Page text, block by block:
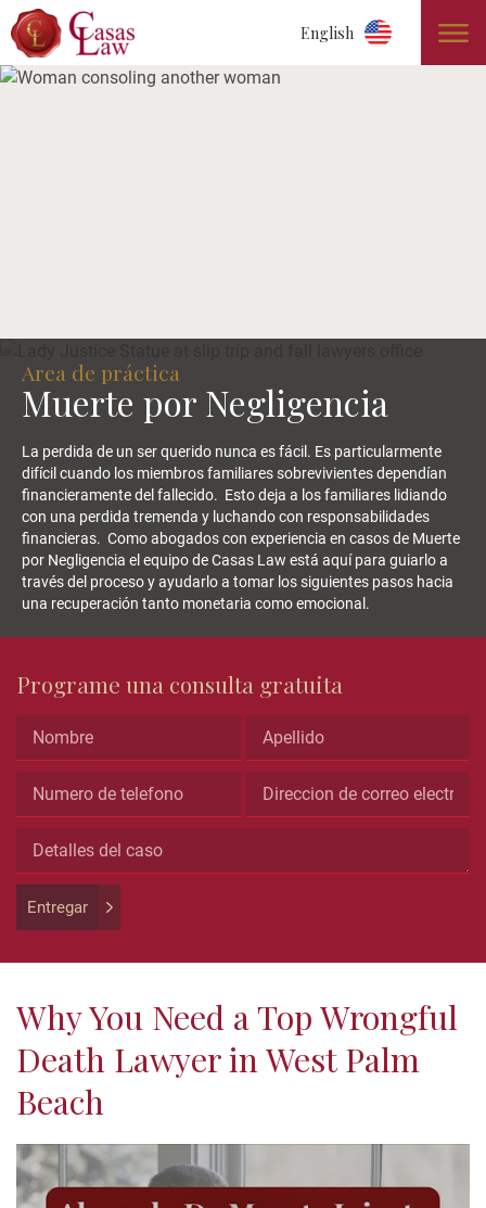
English
Area de práctica
Muerte por Negligencia
La perdida de un ser querido nunca es fácil. Es particularmente
difícil cuando los miembros familiares sobrevivientes dependían
financieramente del fallecido. Esto deja a los familiares lidiando
con una perdida tremenda y luchando con responsabilidades
financieras. Como abogados con experiencia en casos de Muerte
por Negligencia el equipo de Casas Law está aquí para guiarlo a
través del proceso y ayudarlo a tomar los siguientes pasos hacia
una recuperación tanto monetaria como emocional.
Programe una consulta gratuita
Phone
This
field
for
purposes
and
should
be
unchanged.
Entregar
Why You Need a Top Wrongful
Death Lawyer in West Palm
Beach